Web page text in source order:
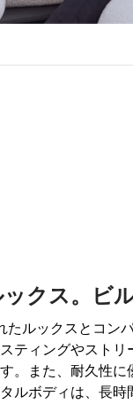
クス。ビ
ルックスとコン
ティングやスト
。また、耐久性に
ルボディは、長